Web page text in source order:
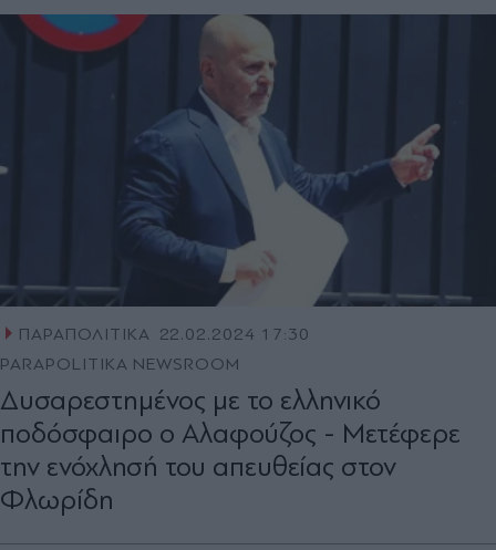
ΠΑΡΑΠΟΛΙΤΙΚΑ 22.02.2024 17:30
PARAPOLITIKA NEWSROOM
Δυσαρεστημένος με το ελληνικό
ποδόσφαιρο ο Αλαφούζος - Μετέφερε
την ενόχλησή του απευθείας στον
Φλωρίδη